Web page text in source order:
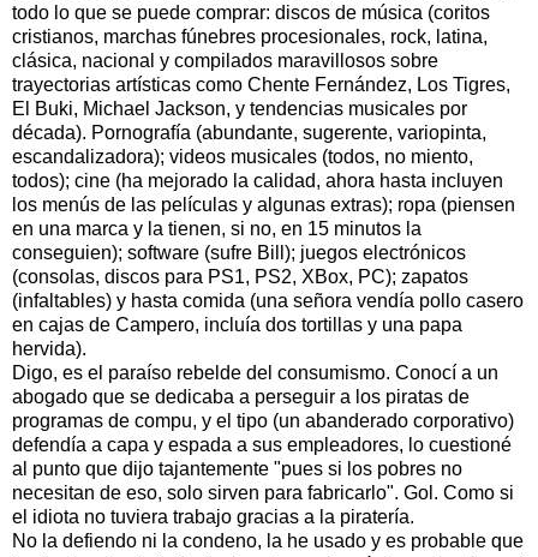
todo lo que se puede comprar: discos de música (coritos
cristianos, marchas fúnebres procesionales, rock, latina,
clásica, nacional y compilados maravillosos sobre
trayectorias artísticas como Chente Fernández, Los Tigres,
El Buki, Michael Jackson, y tendencias musicales por
década). Pornografía (abundante, sugerente, variopinta,
escandalizadora); videos musicales (todos, no miento,
todos); cine (ha mejorado la calidad, ahora hasta incluyen
los menús de las películas y algunas extras); ropa (piensen
en una marca y la tienen, si no, en 15 minutos la
conseguien); software (sufre Bill); juegos electrónicos
(consolas, discos para PS1, PS2, XBox, PC); zapatos
(infaltables) y hasta comida (una señora vendía pollo casero
en cajas de Campero, incluía dos tortillas y una papa
hervida).
Digo, es el paraíso rebelde del consumismo. Conocí a un
abogado que se dedicaba a perseguir a los piratas de
programas de compu, y el tipo (un abanderado corporativo)
defendía a capa y espada a sus empleadores, lo cuestioné
al punto que dijo tajantemente "pues si los pobres no
necesitan de eso, solo sirven para fabricarlo". Gol. Como si
el idiota no tuviera trabajo gracias a la piratería.
No la defiendo ni la condeno, la he usado y es probable que